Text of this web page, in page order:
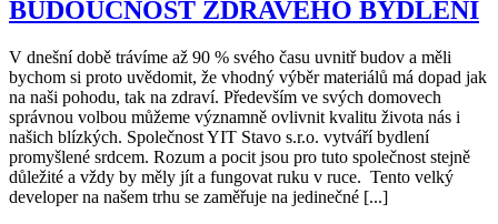
BUDOUCNOST ZDRAVÉHO BYDLENÍ
V dnešní době trávíme až 90 % svého času uvnitř budov a měli
bychom si proto uvědomit, že vhodný výběr materiálů má dopad jak
na naši pohodu, tak na zdraví. Především ve svých domovech
správnou volbou můžeme významně ovlivnit kvalitu života nás i
našich blízkých. Společnost YIT Stavo s.r.o. vytváří bydlení
promyšlené srdcem. Rozum a pocit jsou pro tuto společnost stejně
důležité a vždy by měly jít a fungovat ruku v ruce. Tento velký
developer na našem trhu se zaměřuje na jedinečné [...]